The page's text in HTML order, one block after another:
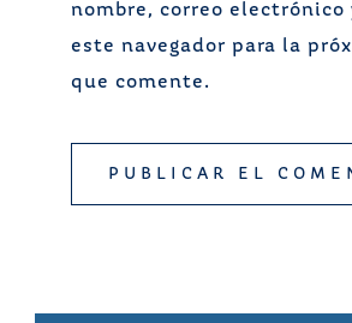
nombre, correo electrónico
este navegador para la
que comente.